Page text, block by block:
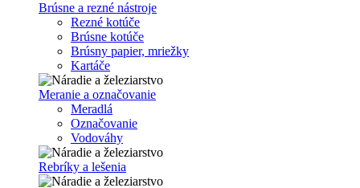
Brúsne a rezné nástroje
Rezné kotúče
Brúsne kotúče
Brúsny papier, mriežky
Kartáče
Meranie a označovanie
Meradlá
Označovanie
Vodováhy
Rebríky a lešenia